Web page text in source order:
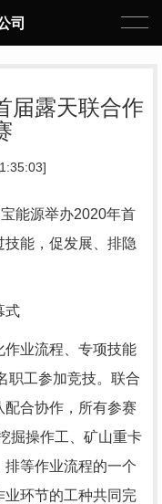
司
届露天联合作
能源举办2020年首
技能，促发展、排隐
式
作业流程、专项技能
职工参加竞技。联合
合协作，所有参赛
掘操作工、矿山重卡
等作业流程的一个
业环节的工种共同完